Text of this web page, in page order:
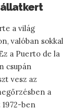
állatkert
a világ
valóban sokkal
a Puerto de la
csupán
vesz az
a
ben